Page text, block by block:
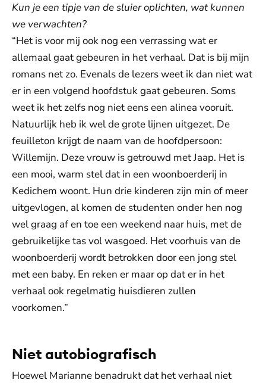
Kun je een tipje van de sluier oplichten, wat kunnen
we verwachten?
“Het is voor mij ook nog een verrassing wat er
allemaal gaat gebeuren in het verhaal. Dat is bij mijn
romans net zo. Evenals de lezers weet ik dan niet wat
er in een volgend hoofdstuk gaat gebeuren. Soms
weet ik het zelfs nog niet eens een alinea vooruit.
Natuurlijk heb ik wel de grote lijnen uitgezet. De
feuilleton krijgt de naam van de hoofdpersoon:
Willemijn. Deze vrouw is getrouwd met Jaap. Het is
een mooi, warm stel dat in een woonboerderij in
Kedichem woont. Hun drie kinderen zijn min of meer
uitgevlogen, al komen de studenten onder hen nog
wel graag af en toe een weekend naar huis, met de
gebruikelijke tas vol wasgoed. Het voorhuis van de
woonboerderij wordt betrokken door een jong stel
met een baby. En reken er maar op dat er in het
verhaal ook regelmatig huisdieren zullen
voorkomen.”
Niet autobiografisch
Hoewel Marianne benadrukt dat het verhaal niet